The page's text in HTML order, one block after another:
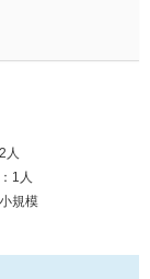
人
1人
規模